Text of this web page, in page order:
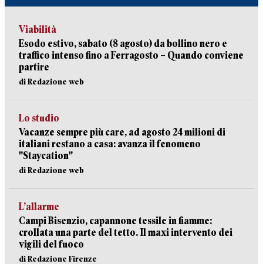
Viabilità
Esodo estivo, sabato (8 agosto) da bollino nero e
traffico intenso fino a Ferragosto – Quando conviene
partire
di Redazione web
Lo studio
Vacanze sempre più care, ad agosto 24 milioni di
italiani restano a casa: avanza il fenomeno
"Staycation"
di Redazione web
L’allarme
Campi Bisenzio, capannone tessile in fiamme:
crollata una parte del tetto. Il maxi intervento dei
vigili del fuoco
di Redazione Firenze